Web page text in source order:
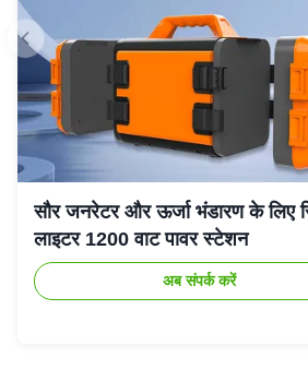
सौर जनरेटर और ऊर्जा भंडारण के लिए
लाइटर 1200 वाट पावर स्टेशन
अब संपर्क करें